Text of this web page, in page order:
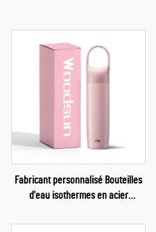
Fabricant personnalisé Bouteilles
d'eau isothermes en acier
enfants